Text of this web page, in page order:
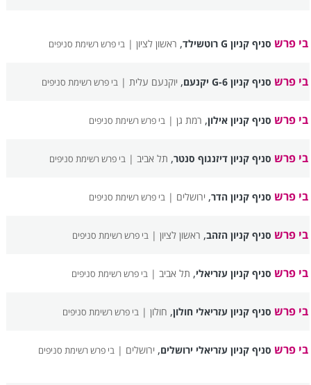
בי פרש סניף קניון G רוטשילד , ראשון לציון |בי פרש רשימת סניפים
בי פרש סניף קניון G-6 יקנעם , יוקנעם עלית |בי פרש רשימת סניפים
בי פרש סניף קניון אילון, רמת גן |בי פרש רשימת סניפים
בי פרש סניף קניון דיזנגוף סנטר, תל אביב |בי פרש רשימת סניפים
בי פרש סניף קניון הדר, ירושלים |בי פרש רשימת סניפים
בי פרש סניף קניון הזהב, ראשון לציון |בי פרש רשימת סניפים
בי פרש סניף קניון עזריאלי, תל אביב |בי פרש רשימת סניפים
בי פרש סניף קניון עזריאלי חולון, חולון |בי פרש רשימת סניפים
בי פרש סניף קניון עזריאלי ירושלים, ירושלים |בי פרש רשימת סניפים